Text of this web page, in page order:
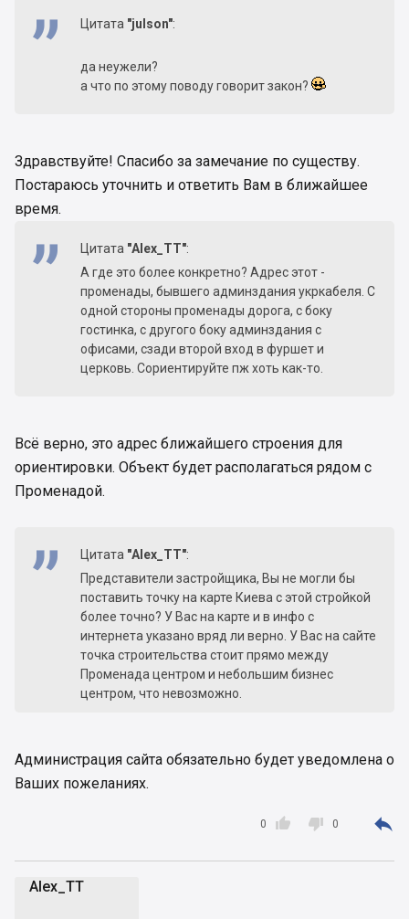
Цитата "julson":
да неужели?
а что по этому поводу говорит закон?
Здравствуйте! Спасибо за замечание по существу.
Постараюсь уточнить и ответить Вам в ближайшее
время.
Цитата "Alex_TT":
А где это более конкретно? Адрес этот -
променады, бывшего админздания укркабеля. С
одной стороны променады дорога, с боку
гостинка, с другого боку админздания с
офисами, сзади второй вход в фуршет и
церковь. Сориентируйте пж хоть как-то.
Всё верно, это адрес ближайшего строения для
ориентировки. Объект будет располагаться рядом с
Променадой.
Цитата "Alex_TT":
Представители застройщика, Вы не могли бы
поставить точку на карте Киева с этой стройкой
более точно? У Вас на карте и в инфо с
интернета указано вряд ли верно. У Вас на сайте
точка строительства стоит прямо между
Променада центром и небольшим бизнес
центром, что невозможно.
Администрация сайта обязательно будет уведомлена о
Ваших пожеланиях.

0  0 
Alex_TT